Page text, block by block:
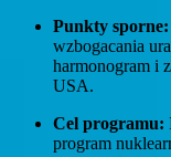
Punkty sporne:
wzbogacania
harmonogram i
USA.
Cel programu:
program